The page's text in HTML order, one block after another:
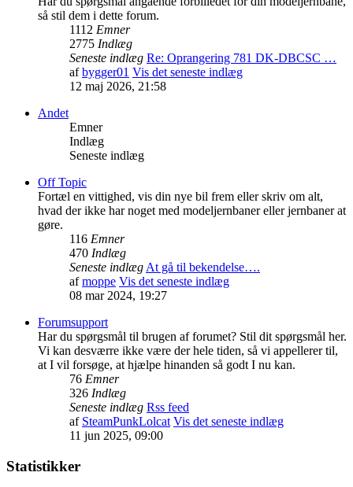
så stil dem i dette forum.
1112 Emner
2775 Indlæg
Seneste indlæg Re: Oprangering 781 DK-DBCSC …
afbygger01 Vis det seneste indlæg
12 maj 2026, 21:58
Andet
Emner
Indlæg
Seneste indlæg
Off Topic
Fortæl en vittighed, vis din nye bil frem eller skriv om alt,
hvad der ikke har noget med modeljernbaner eller jernbaner at
gøre.
116 Emner
470 Indlæg
Seneste indlægAt gå til bekendelse….
afmoppe Vis det seneste indlæg
08 mar 2024, 19:27
Forumsupport
Har du spørgsmål til brugen af forumet? Stil dit spørgsmål her.
Vi kan desværre ikke være der hele tiden, så vi appellerer til,
at I vil forsøge, at hjælpe hinanden så godt I nu kan.
76 Emner
326 Indlæg
Seneste indlæg Rss feed
af SteamPunkLolcat Vis det seneste indlæg
11 jun 2025, 09:00
Statistikker